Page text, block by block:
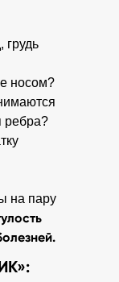
грудь
носом?
ребра?
на пару